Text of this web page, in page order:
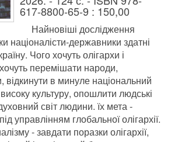
617-8800-65-9 : 150,00
Найновіші дослідження
націоналісти-державники здатні
Чого хочуть олігархи і
перемішати народи,
відкинути в минуле національний
культуру, опошлити людські
світ людини. їх мета -
управлінням глобальної олігархії.
- завдати поразки олігархії,